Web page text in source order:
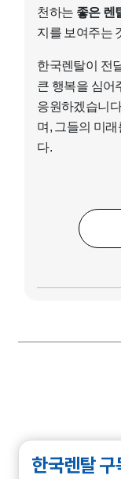
천하는 좋은 렌
지를 보여주는
한국렌탈이 전
큰 행복을 심어
응원하겠습니
며, 그들의 미
다.
한국렌탈 구